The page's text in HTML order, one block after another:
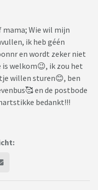
mama; Wie wil mijn
ik heb géén
en wordt zeker niet
is welkom😉, ik zou het
willen sturen😊, ben
en de postbode
bedankt!!!